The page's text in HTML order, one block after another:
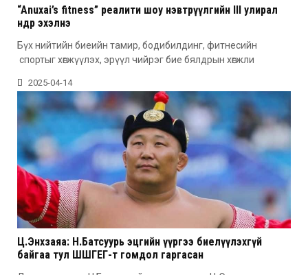
“Anuxai’s fitness” реалити шоу нэвтрүүлгийн III улирал
өнөөдөр эхэлнэ
Бүх нийтийн биеийн тамир, бодибилдинг, фитнесийн
спортыг хөгжүүлэх, эрүүл чийрэг бие бялдрын хөгжли
2025-04-14
Ц.Энхзаяа: Н.Батсуурь эцгийн үүргээ биелүүлэхгүй
байгаа тул ШШГЕГ-т гомдол гаргасан